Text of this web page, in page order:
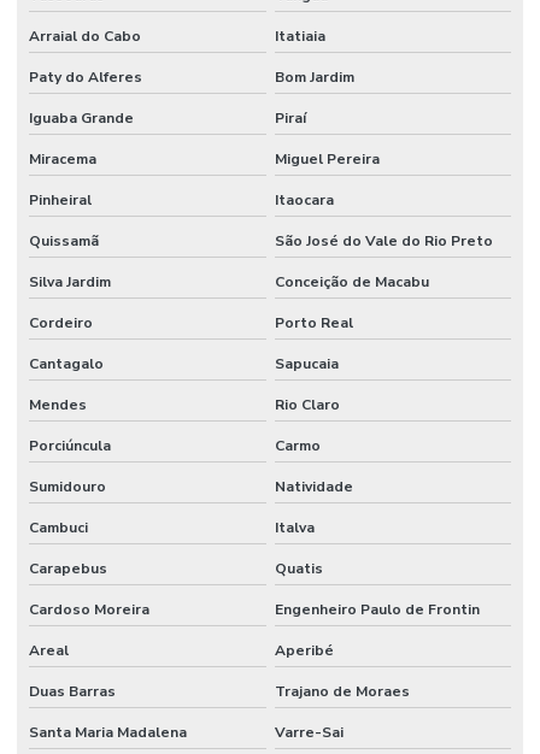
Arraial do Cabo Itatiaia
Paty do Alferes Bom Jardim
Iguaba Grande Piraí
Miracema Miguel Pereira
Pinheiral Itaocara
Quissamã São José do Vale do Rio Preto
Silva Jardim Conceição de Macabu
Cordeiro Porto Real
Cantagalo Sapucaia
Mendes Rio Claro
Porciúncula Carmo
Sumidouro Natividade
Cambuci Italva
Carapebus Quatis
Cardoso Moreira Engenheiro Paulo de Frontin
Areal Aperibé
Duas Barras Trajano de Moraes
Santa Maria Madalena Varre-Sai